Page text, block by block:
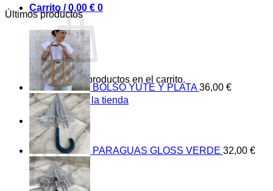
Carrito /0,00 € 0
No hay productos en el carrito.
Volver a la tienda
0
Carrito
Últimos productos
BOLSO YUTE Y PLATA 36,00 €
PARAGUAS GLOSS VERDE 32,00 €